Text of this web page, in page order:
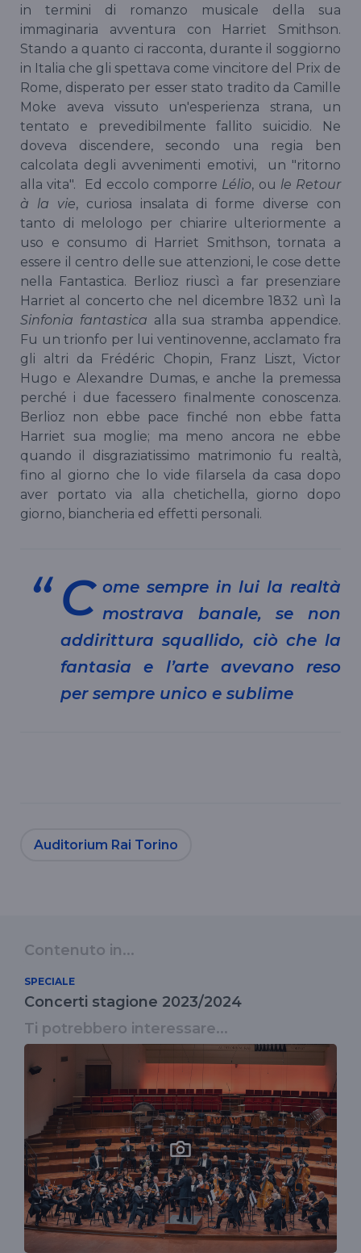
in termini di romanzo musicale della sua
immaginaria avventura con Harriet Smithson.
Stando a quanto ci racconta, durante il soggiorno
in Italia che gli spettava come vincitore del Prix de
Rome, disperato per esser stato tradito da Camille
Moke aveva vissuto un'esperienza strana, un
tentato e prevedibilmente fallito suicidio. Ne
doveva discendere, secondo una regia ben
calcolata degli avvenimenti emotivi, un "ritorno
alla vita". Ed eccolo comporre Lélio, ou le Retour
à la vie, curiosa insalata di forme diverse con
tanto di melologo per chiarire ulteriormente a
uso e consumo di Harriet Smithson, tornata a
essere il centro delle sue attenzioni, le cose dette
nella Fantastica. Berlioz riuscì a far presenziare
Harriet al concerto che nel dicembre 1832 unì la
Sinfonia fantastica alla sua stramba appendice.
Fu un trionfo per lui ventinovenne, acclamato fra
gli altri da Frédéric Chopin, Franz Liszt, Victor
Hugo e Alexandre Dumas, e anche la premessa
perché i due facessero finalmente conoscenza.
Berlioz non ebbe pace finché non ebbe fatta
Harriet sua moglie; ma meno ancora ne ebbe
quando il disgraziatissimo matrimonio fu realtà,
fino al giorno che lo vide filarsela da casa dopo
aver portato via alla chetichella, giorno dopo
giorno, biancheria ed effetti personali.
C ome sempre in lui la realtà
mostrava banale, se non
addirittura squallido, ciò che la
fantasia e l’arte avevano reso
per sempre unico e sublime
Auditorium Rai Torino
Contenuto in...
SPECIALE
Concerti stagione 2023/2024
Ti potrebbero interessare...